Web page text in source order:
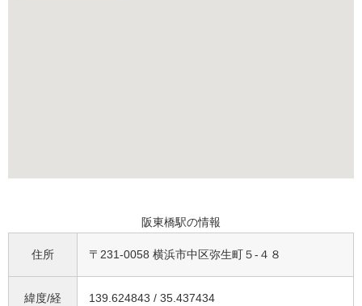
阪東橋駅の情報
住所 〒231-0058 横浜市中区弥生町５-４８
緯度/経
139.624843 / 35.437434